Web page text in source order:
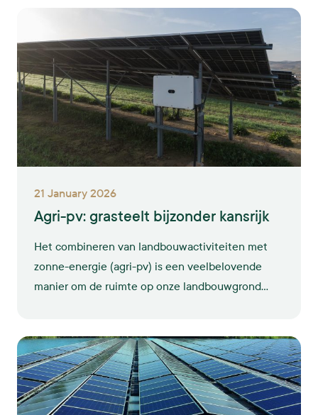
om verder te groeien waarmaken.
21 January 2026
Agri-pv: grasteelt bijzonder kansrijk
Het combineren van landbouwactiviteiten met
zonne-energie (agri-pv) is een veelbelovende
manier om de ruimte op onze landbouwgrond
al ervaring opgedaan met projecten met fruitteelt
onder zonne-installaties, maar het potentieel
reikt verder, vooral als we leren van succesvolle
internationale cases.